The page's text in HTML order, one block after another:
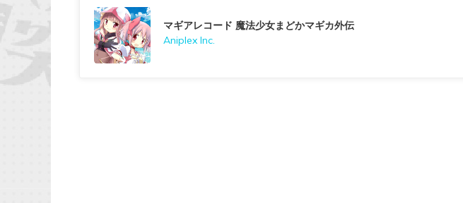
マギアレコード 魔法少女まどかマギカ外伝
Aniplex Inc.